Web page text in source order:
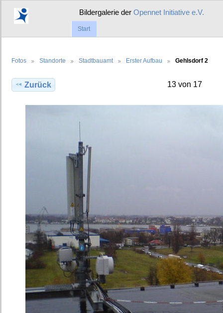
Bildergalerie derOpennet Initiative e.V.
Start
Fotos Standorte Stadtbauamt Erster Aufbau Gehlsdorf 2
Zurück 13 von 17